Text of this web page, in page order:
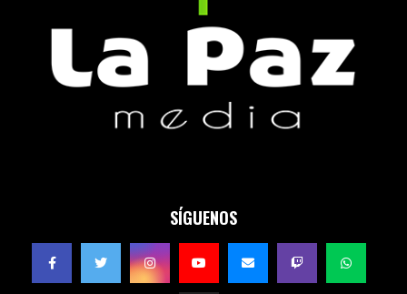
SÍGUENOS